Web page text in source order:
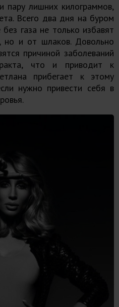
пару лишних килограммов,
Всего два дня на буром
газа не только избавят
но и от шлаков. Довольно
причиной заболеваний
что и приводит к
прибегает к этому
нужно привести себя в